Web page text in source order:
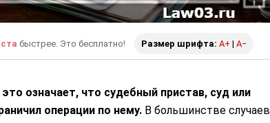
быстрее. Это бесплатно! Размер шрифта: A+ | A−
означает, что судебный пристав, суд или
операции по нему. В большинстве случаев